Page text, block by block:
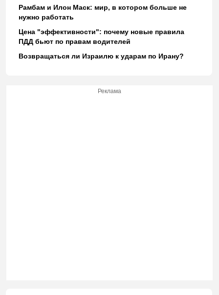
Рамбам и Илон Маск: мир, в котором больше не
нужно работать
Цена "эффективности": почему новые правила
ПДД бьют по правам водителей
Возвращаться ли Израилю к ударам по Ирану?
Реклама